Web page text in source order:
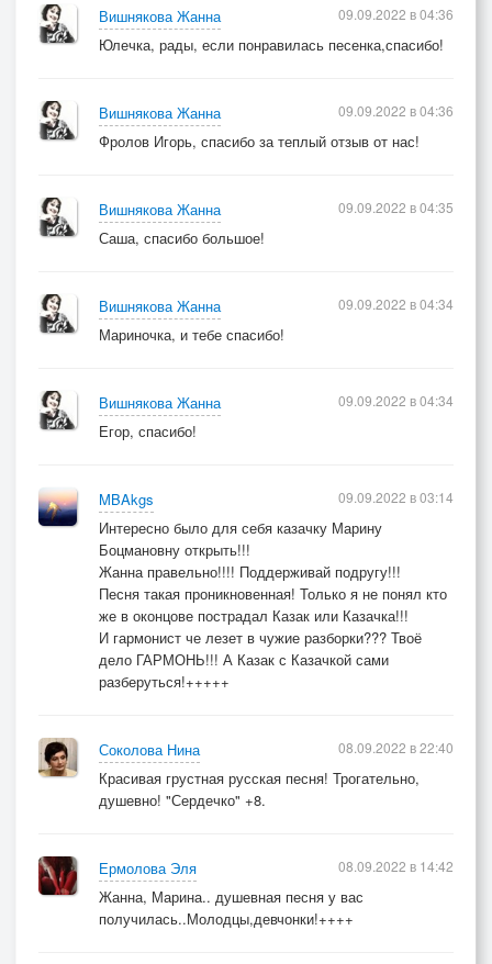
Вишнякова Жанна
Юлечка, рады, если понравилась песенка,спасибо!
09.09.2022 в 04:36
Вишнякова Жанна
Фролов Игорь, спасибо за теплый отзыв от нас!
09.09.2022 в 04:36
Вишнякова Жанна
Саша, спасибо большое!
09.09.2022 в 04:35
Вишнякова Жанна
Мариночка, и тебе спасибо!
09.09.2022 в 04:34
Вишнякова Жанна
Егор, спасибо!
09.09.2022 в 04:34
MBAkgs
Интересно было для себя казачку Марину
Боцмановну открыть!!!
Жанна правельно!!!! Поддерживай подругу!!!
Песня такая проникновенная! Только я не понял кто
же в оконцове пострадал Казак или Казачка!!!
И гармонист че лезет в чужие разборки??? Твоё
дело ГАРМОНЬ!!! А Казак с Казачкой сами
разберуться!+++++
09.09.2022 в 03:14
Соколова Нина
Красивая грустная русская песня! Трогательно,
душевно! "Сердечко" +8.
08.09.2022 в 22:40
Ермолова Эля
Жанна, Марина.. душевная песня у вас
получилась..Молодцы,девчонки!++++
08.09.2022 в 14:42